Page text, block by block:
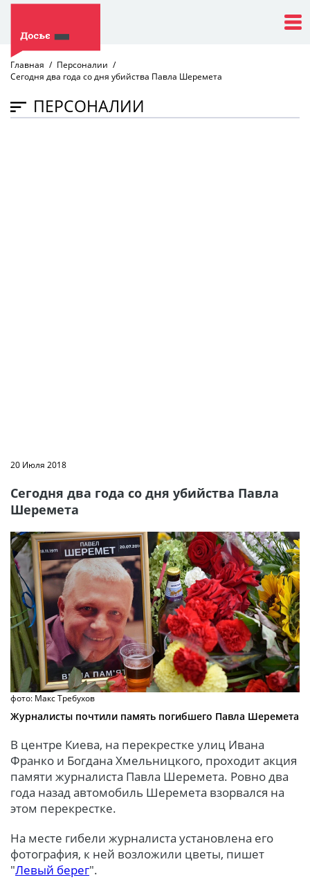
Главная
Персоналии
Сегодня два года со дня убийства Павла Шеремета
ПЕРСОНАЛИИ
20 Июля 2018
Сегодня два года со дня убийства Павла
Шеремета
фото: Макс Требухов
Журналисты почтили память погибшего Павла Шеремета
В центре Киева, на перекрестке улиц Ивана
Франко и Богдана Хмельницкого, проходит акция
памяти журналиста Павла Шеремета. Ровно два
года назад автомобиль Шеремета взорвался на
этом перекрестке.
На месте гибели журналиста установлена его
фотография, к ней возложили цветы, пишет
"Левый берег".